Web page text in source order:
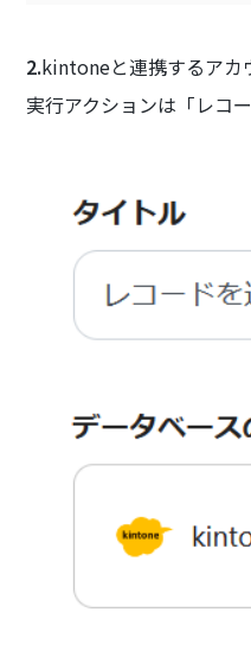
2.kintoneと連携するアカ
実行アクションは「レコ